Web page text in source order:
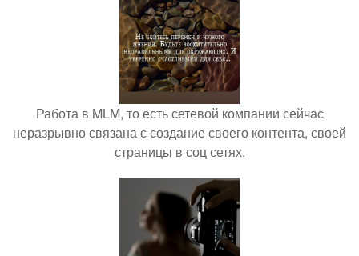
Работа в MLM, то есть сетевой компании сейчас
неразрывно связана с создание своего контента, своей
страницы в соц сетях.